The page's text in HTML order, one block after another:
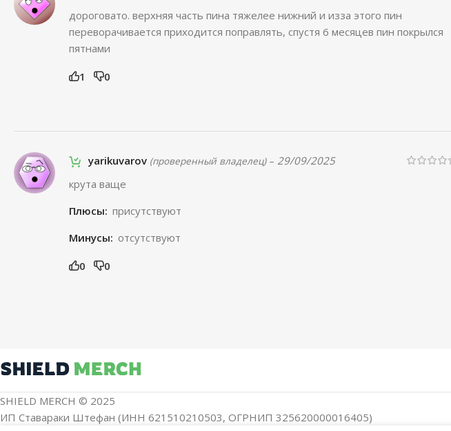
дороговато. верхняя часть пина тяжелее нижний и изза этого пин
переворачивается приходится поправлять, спустя 6 месяцев пин покрылся
пятнами
1 0
yarikuvarov (проверенный владелец) – 29/09/2025
крута ваще
Плюсы: присутствуют
Минусы: отсутствуют
0 0
SHIELD MERCH © 2025
ИП Ставараки Штефан (ИНН 621510210503, ОГРНИП 325620000016405)